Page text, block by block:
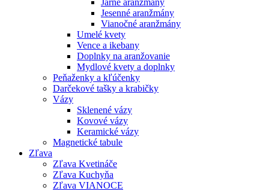
Jarné aranžmány
Jesenné aranžmány
Vianočné aranžmány
Umelé kvety
Vence a ikebany
Doplnky na aranžovanie
Mydlové kvety a doplnky
Peňaženky a kľúčenky
Darčekové tašky a krabičky
Vázy
Sklenené vázy
Kovové vázy
Keramické vázy
Magnetické tabule
Zľava
Zľava Kvetináče
Zľava Kuchyňa
Zľava VIANOCE